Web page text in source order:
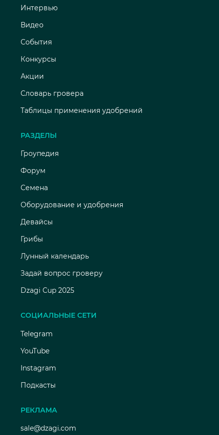
Интервью
Видео
События
Конкурсы
Акции
Словарь гровера
Таблицы применения удобрений
РАЗДЕЛЫ
Гроупедия
Форум
Семена
Оборудование и удобрения
Девайсы
Грибы
Лунный календарь
Задай вопрос гроверу
Dzagi Cup 2025
СОЦИАЛЬНЫЕ СЕТИ
Telegram
YouTube
Instagram
Подкасты
РЕКЛАМА
sale@dzagi.com